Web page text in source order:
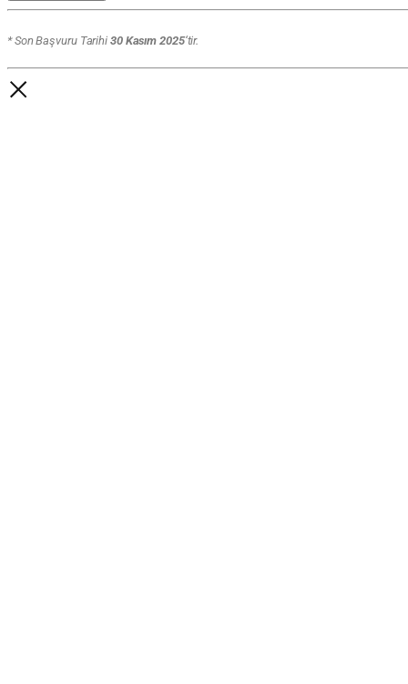
* Son Başvuru Tarihi 30 Kasım 2025‘tir.